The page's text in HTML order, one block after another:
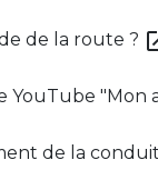
de la route ?
YouTube "Mon
de la